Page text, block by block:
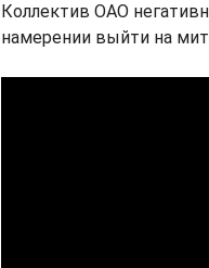
Коллектив ОАО
намерении выйти на